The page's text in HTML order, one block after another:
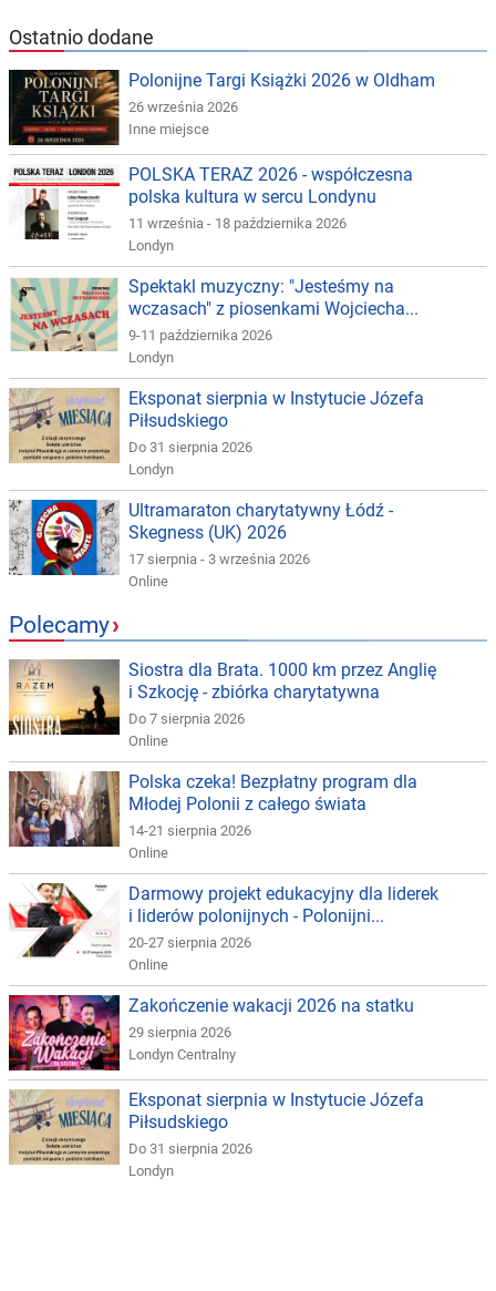
Ostatnio dodane
Polonijne Targi Książki 2026 w Oldham
26 września 2026
Inne miejsce
POLSKA TERAZ 2026 - współczesna
polska kultura w sercu Londynu
11 września - 18 października 2026
Londyn
Spektakl muzyczny: "Jesteśmy na
wczasach" z piosenkami Wojciecha...
9-11 października 2026
Londyn
Eksponat sierpnia w Instytucie Józefa
Piłsudskiego
Do 31 sierpnia 2026
Londyn
Ultramaraton charytatywny Łódź -
Skegness (UK) 2026
17 sierpnia - 3 września 2026
Online
Polecamy›
Siostra dla Brata. 1000 km przez Anglię
i Szkocję - zbiórka charytatywna
Do 7 sierpnia 2026
Online
Polska czeka! Bezpłatny program dla
Młodej Polonii z całego świata
14-21 sierpnia 2026
Online
Darmowy projekt edukacyjny dla liderek
i liderów polonijnych - Polonijni...
20-27 sierpnia 2026
Online
Zakończenie wakacji 2026 na statku
29 sierpnia 2026
Londyn Centralny
Eksponat sierpnia w Instytucie Józefa
Piłsudskiego
Do 31 sierpnia 2026
Londyn